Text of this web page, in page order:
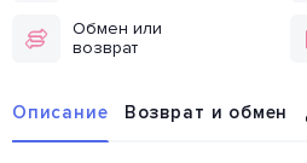
Обмен или
возврат
Описание Возврат и обмен